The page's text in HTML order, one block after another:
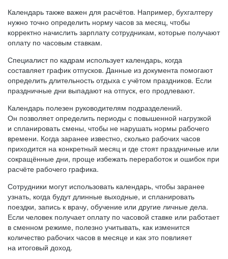
Календарь также важен для расчётов. Например, бухгалтеру
нужно точно определить норму часов за месяц, чтобы
корректно начислить зарплату сотрудникам, которые получают
оплату по часовым ставкам.
Специалист по кадрам использует календарь, когда
составляет график отпусков. Данные из документа помогают
определить длительность отдыха с учётом праздников. Если
праздничные дни выпадают на отпуск, его продлевают.
Календарь полезен руководителям подразделений.
Он позволяет определить периоды с повышенной нагрузкой
и спланировать смены, чтобы не нарушать нормы рабочего
времени. Когда заранее известно, сколько рабочих часов
приходится на конкретный месяц и где стоят праздничные или
сокращённые дни, проще избежать переработок и ошибок при
расчёте рабочего графика.
Сотрудники могут использовать календарь, чтобы заранее
узнать, когда будут длинные выходные, и спланировать
поездки, запись к врачу, обучение или другие личные дела.
Если человек получает оплату по часовой ставке или работает
в сменном режиме, полезно учитывать, как изменится
количество рабочих часов в месяце и как это повлияет
на итоговый доход.